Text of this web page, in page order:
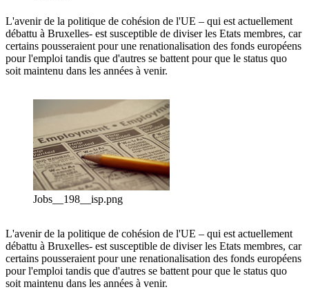
L'avenir de la politique de cohésion de l'UE – qui est actuellement
débattu à Bruxelles- est susceptible de diviser les Etats membres, car
certains pousseraient pour une renationalisation des fonds européens
pour l'emploi tandis que d'autres se battent pour que le status quo
soit maintenu dans les années à venir.
Jobs__198__isp.png
L'avenir de la politique de cohésion de l'UE – qui est actuellement
débattu à Bruxelles- est susceptible de diviser les Etats membres, car
certains pousseraient pour une renationalisation des fonds européens
pour l'emploi tandis que d'autres se battent pour que le status quo
soit maintenu dans les années à venir.